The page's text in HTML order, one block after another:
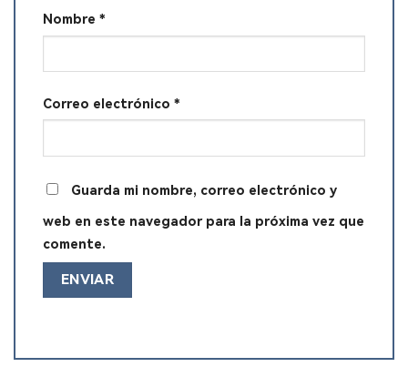
Nombre *
Correo electrónico *
Guarda mi nombre, correo electrónico y
web en este navegador para la próxima vez que
comente.